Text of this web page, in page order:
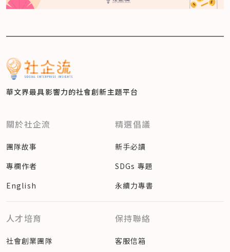
華文界最具影響力的社會創新主題平台
關於社企流
團隊故事
專欄作者
English
精選倡議
新手必讀
SDGs 專題
永續力專書
人才培育
社會創業團隊
保持聯絡
客服信箱